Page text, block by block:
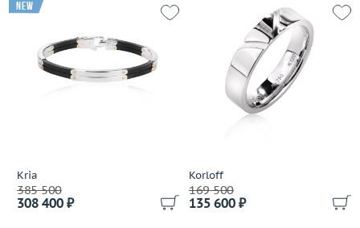
Kria
385 500
308 400 ₽
new
Korloff
169 500
135 600 ₽